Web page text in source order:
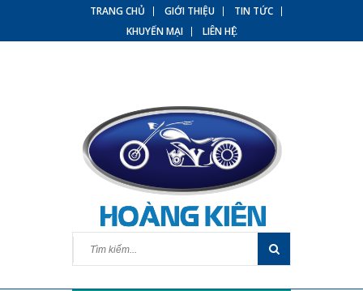
TRANG CHỦ GIỚI THIỆU
TIN TỨC
KHUYẾN MẠI
LIÊN HỆ